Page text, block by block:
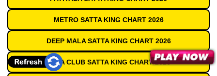
METRO SATTA KING CHART 2026
DEEP MALA SATTA KING CHART 2026
INDIA CLUB SATTA KING CHART 2026